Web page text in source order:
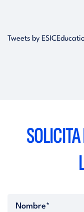
Tweets by